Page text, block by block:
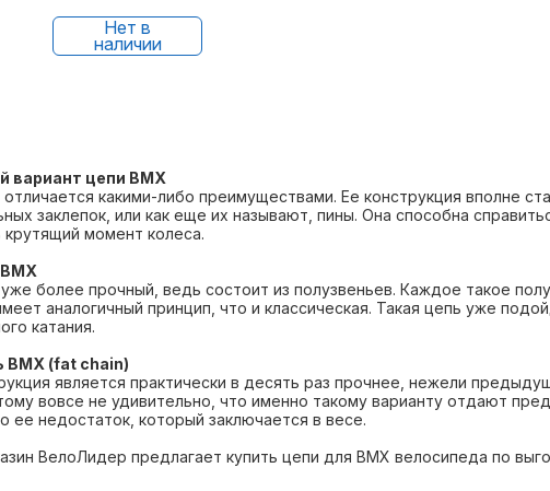
Нет в
наличии
вариант цепи BMX
отличается какими-либо преимуществами. Ее конструкция вполне
заклепок, или как еще их называют, пины. Она способна
крутящий момент колеса.
более прочный, ведь состоит из полузвеньев. Каждое такое
аналогичный принцип, что и классическая. Такая цепь уже
катания.
BMX (fat chain)
является практически в десять раз прочнее, нежели
вовсе не удивительно, что именно такому варианту отдают
ее недостаток, который заключается в весе.
ВелоЛидер предлагает купить цепи для BMX велосипеда по